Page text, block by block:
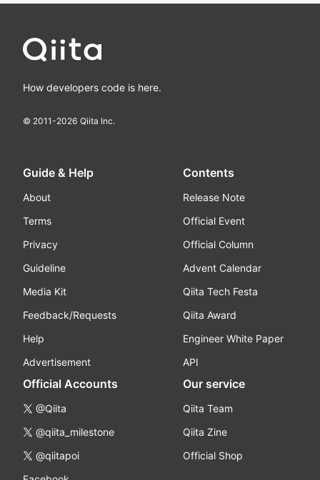
How developers code is here.
© 2011-2026 Qiita Inc.
Guide & Help
About
Terms
Privacy
Guideline
Media Kit
Feedback/Requests
Help
Advertisement
Contents
Release Note
Official Event
Official Column
Advent Calendar
Qiita Tech Festa
Qiita Award
Engineer White Paper
API
Official Accounts
@Qiita
@qiita_milestone
@qiitapoi
Our service
Qiita Team
Qiita Zine
Official Shop